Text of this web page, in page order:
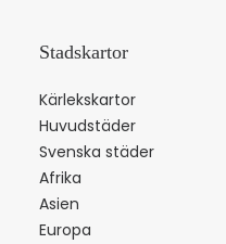
Stadskartor
Kärlekskartor
Huvudstäder
Svenska städer
Afrika
Asien
Europa